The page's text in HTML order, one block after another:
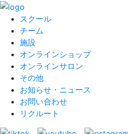
スクール
チーム
施設
オンラインショップ
オンラインサロン
その他
お知らせ・ニュース
お問い合わせ
リクルート